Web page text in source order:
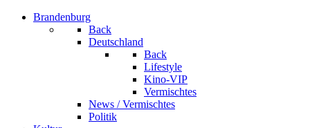
Brandenburg
Back
Deutschland
Back
Lifestyle
Kino-VIP
Vermischtes
News / Vermischtes
Politik